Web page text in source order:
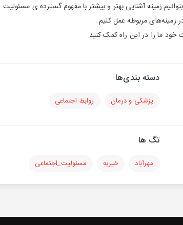
زمینه آشنایی بهتر و بیشتر با مفهوم گسترده ی مسئولیت
زمینه‌های مربوطه عمل کنیم.
خود ما را در این راه کمک کنید.
دسته بندی‌ها
پزشکی و درمان روابط اجتماعی
تگ ها
مهرآباد خیریه مسئولیت_اجتماعی